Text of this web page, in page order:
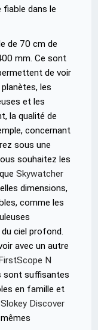
fiable dans le
de 70 cm de
mm. Ce sont
de voir
les
et les
la qualité de
concernant
sous une
souhaitez les
Skywatcher
dimensions,
comme les
ciel profond.
avec un autre
N
sont suffisantes
en famille et
Slokey Discover